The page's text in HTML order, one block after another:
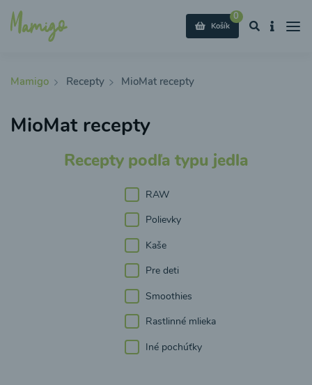
0
Košík
Mamigo Recepty MioMat recepty
MioMat recepty
Recepty podľa typu jedla
RAW
Polievky
Kaše
Pre deti
Smoothies
Rastlinné mlieka
Iné pochúťky